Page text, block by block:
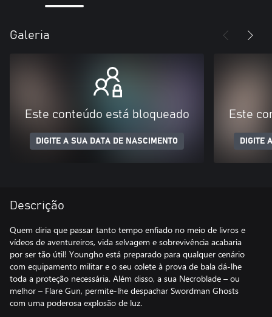
Galeria
Este conteúdo está bloqueado
DIGITE A SUA DATA DE NASCIMENTO
Este
DIGITE
Descrição
Quem diria que passar tanto tempo enfiado no meio de livros e
vídeos de aventureiros, vida selvagem e sobrevivência acabaria
por ser tão útil! Youngho está preparado para qualquer cenário
com equipamento militar e o seu colete à prova de bala dá-lhe
toda a proteção necessária. Além disso, a sua Necroblade – ou
melhor – Flare Gun, permite-lhe despachar Swordman Ghosts
com uma poderosa explosão de luz.